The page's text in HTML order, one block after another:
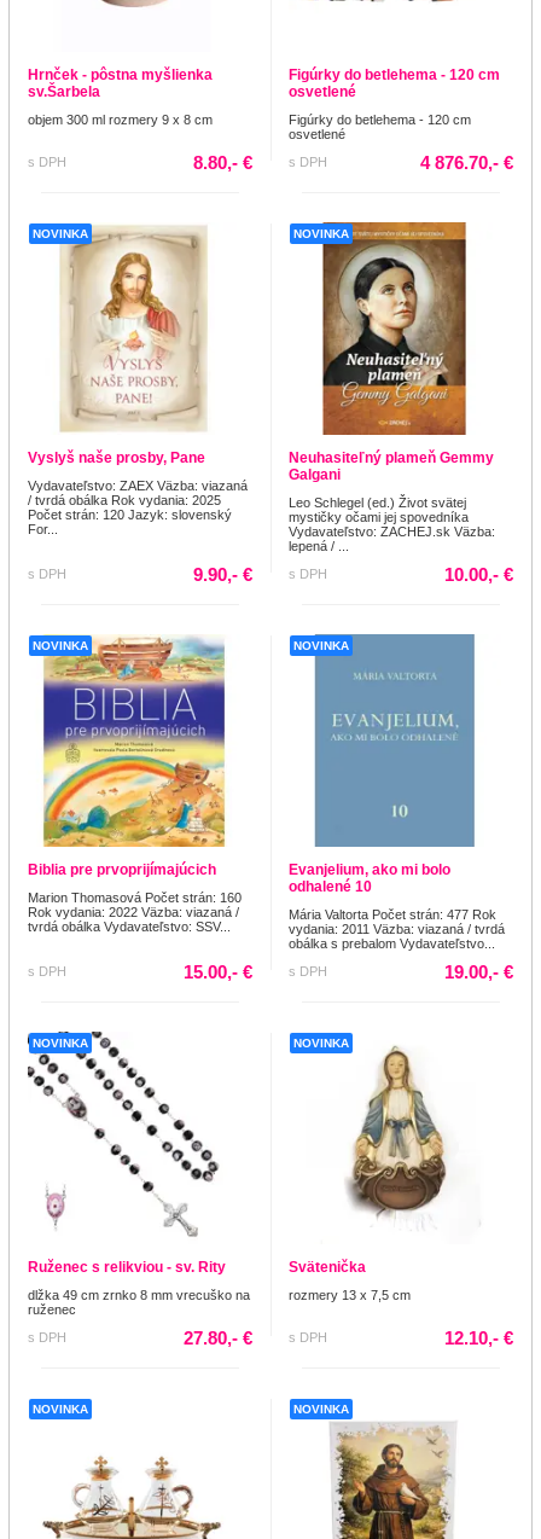
Hrnček - pôstna myšlienka
sv.Šarbela
objem 300 ml rozmery 9 x 8 cm
s DPH 8.80,- €
Figúrky do betlehema - 120 cm
osvetlené
Figúrky do betlehema - 120 cm
osvetlené
s DPH
4 876.70,- €
NOVINKA
Vyslyš naše prosby, Pane
Vydavateľstvo: ZAEX Väzba: viazaná
/ tvrdá obálka Rok vydania: 2025
Počet strán: 120 Jazyk: slovenský
For...
s DPH 9.90,- €
NOVINKA
Neuhasiteľný plameň Gemmy
Galgani
Leo Schlegel (ed.) Život svätej
mystičky očami jej spovedníka
Vydavateľstvo: ZACHEJ.sk Väzba:
lepená / ...
s DPH
10.00,- €
NOVINKA
Biblia pre prvoprijímajúcich
Marion Thomasová Počet strán: 160
Rok vydania: 2022 Väzba: viazaná /
tvrdá obálka Vydavateľstvo: SSV...
s DPH 15.00,- €
NOVINKA
Evanjelium, ako mi bolo
odhalené 10
Mária Valtorta Počet strán: 477 Rok
vydania: 2011 Väzba: viazaná / tvrdá
obálka s prebalom Vydavateľstvo...
s DPH
19.00,- €
NOVINKA
Ruženec s relikviou - sv. Rity
dlžka 49 cm zrnko 8 mm vrecuško na
ruženec
s DPH
27.80,- €
NOVINKA
Svätenička
rozmery 13 x 7,5 cm
s DPH 12.10,- €
NOVINKA NOVINKA